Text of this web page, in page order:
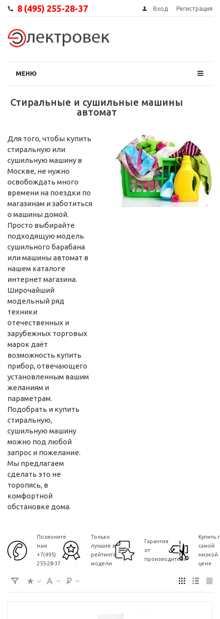
8 (495) 255-28-37 Вход Регистрация
МЕНЮ
Стиральные и сушильные машины
автомат
Для того, чтобы купить
стиральную или
сушильную машину в
Москве, не нужно
освобождать много
времени на поездки по
магазинам и заботиться
о машины домой.
Просто выбирайте
подходящую модель
сушильного барабана
или машины автомат в
нашем каталоге
интернет магазина.
Широчайший
модельный ряд
техники
отечественных и
зарубежных торговых
марок даёт
возможность купить
прибор, отвечающего
установленным вашим
желаниям и
параметрам.
Подобрать и купить
стиральную,
сушильную машину
можно под любой
запрос и пожелание.
Мы предлагаем
сделать это не
торопясь, в
комфортной
обстановке дома.
Позвоните
нам
+7(495)
255-28-37
Только
лучшие в
рейтинге
модели
Гарантия
от
производителя
Купить
самой
низкой
цене